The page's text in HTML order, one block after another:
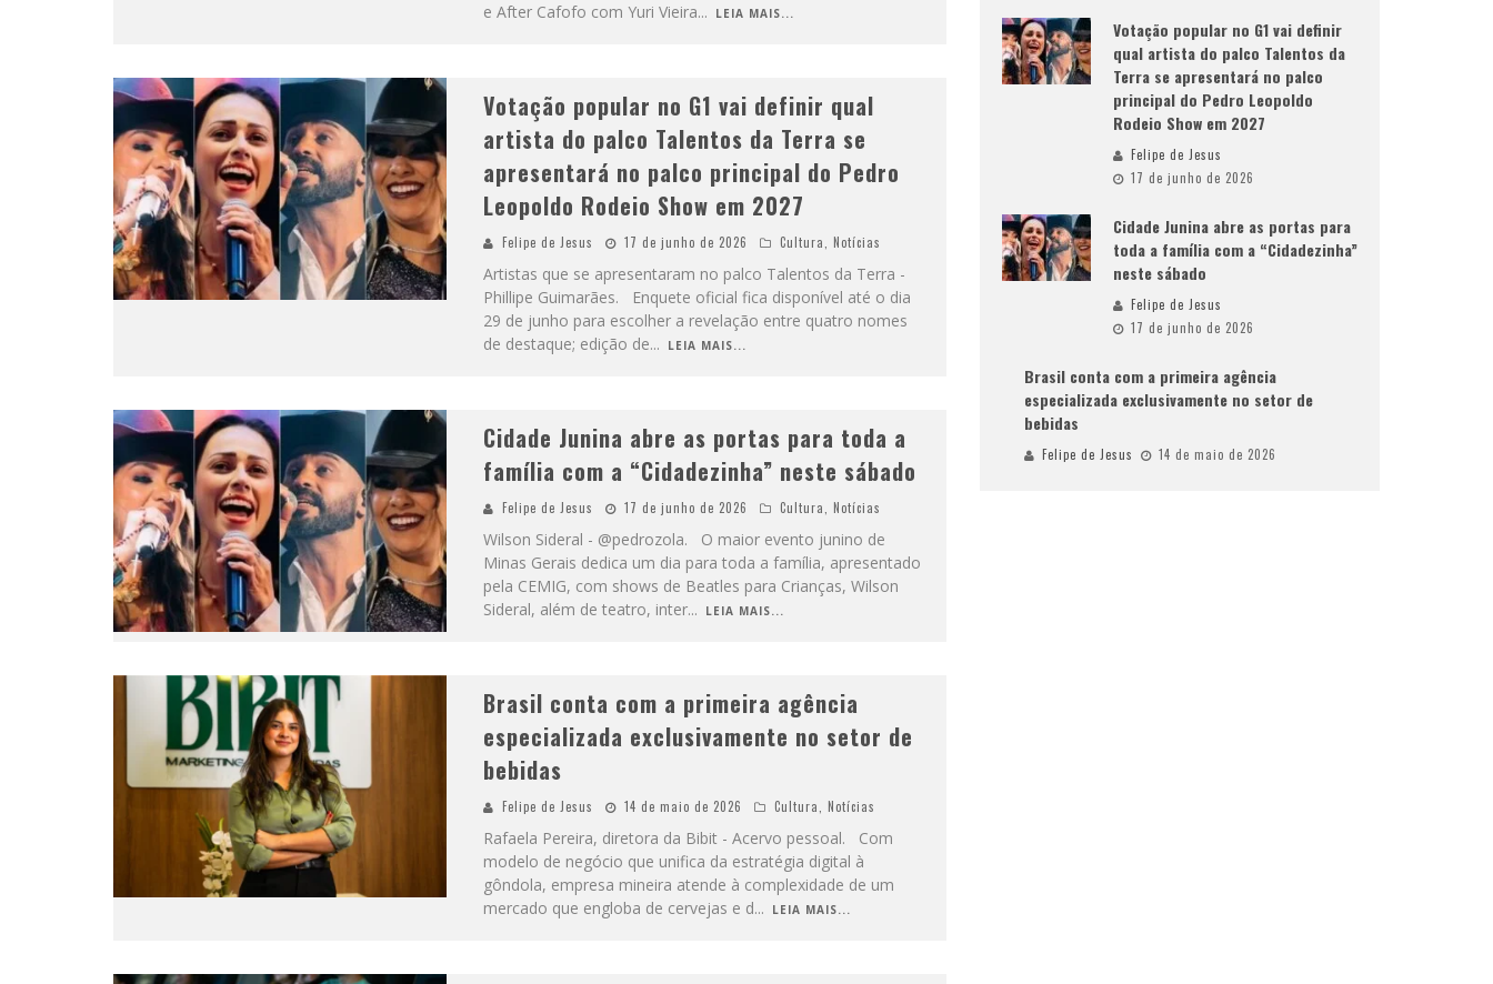
e After Cafofo com Yuri Vieira... LEIA MAIS...
Votação popular no G1 vai definir qual
artista do palco Talentos da Terra se
apresentará no palco principal do Pedro
Leopoldo Rodeio Show em 2027
Felipe de Jesus 17 de junho de 2026 Cultura Notícias
Artistas que se apresentaram no palco Talentos da Terra -
Phillipe Guimarães. Enquete oficial fica disponível até o dia
29 de junho para escolher a revelação entre quatro nomes
de destaque; edição de... LEIA MAIS...
Cidade Junina abre as portas para toda a
família com a “Cidadezinha” neste sábado
Felipe de Jesus 17 de junho de 2026 Cultura Notícias
Wilson Sideral - @pedrozola. O maior evento junino de
Minas Gerais dedica um dia para toda a família, apresentado
pela CEMIG, com shows de Beatles para Crianças, Wilson
Sideral, além de teatro, inter... LEIA MAIS...
Brasil conta com a primeira agência
especializada exclusivamente no setor de
bebidas
Felipe de Jesus 14 de maio de 2026 Cultura Notícias
Rafaela Pereira, diretora da Bibit - Acervo pessoal. Com
modelo de negócio que unifica da estratégia digital à
gôndola, empresa mineira atende à complexidade de um
mercado que engloba de cervejas e d... LEIA MAIS...
Votação popular no G1 vai definir
qual artista do palco Talentos da
Terra se apresentará no palco
principal do Pedro Leopoldo
Rodeio Show em 2027
Felipe de Jesus
17 de junho de 2026
Cidade Junina abre as portas para
toda a família com a “Cidadezinha”
neste sábado
Felipe de Jesus
17 de junho de 2026
Brasil conta com a primeira agência
especializada exclusivamente no setor de
bebidas
Felipe de Jesus 14 de maio de 2026